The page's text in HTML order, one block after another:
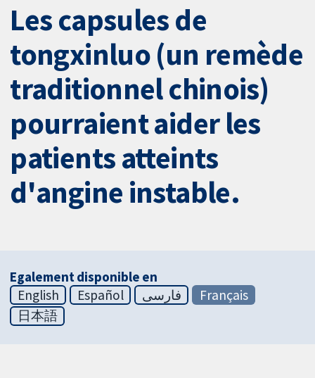
Les capsules de
tongxinluo (un remède
traditionnel chinois)
pourraient aider les
patients atteints
d'angine instable.
Egalement disponible en
English
Español فارسی
Français
日本語